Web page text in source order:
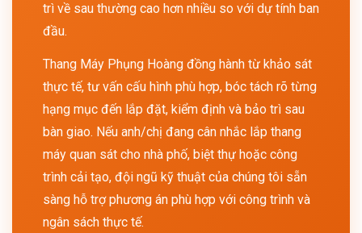
trì về sau thường cao hơn nhiều so với dự tính ban
đầu.
Thang Máy Phụng Hoàng đồng hành từ khảo sát
thực tế, tư vấn cấu hình phù hợp, bóc tách rõ từng
hạng mục đến lắp đặt, kiểm định và bảo trì sau
bàn giao. Nếu anh/chị đang cân nhắc lắp thang
máy quan sát cho nhà phố, biệt thự hoặc công
trình cải tạo, đội ngũ kỹ thuật của chúng tôi sẵn
sàng hỗ trợ phương án phù hợp với công trình và
ngân sách thực tế.